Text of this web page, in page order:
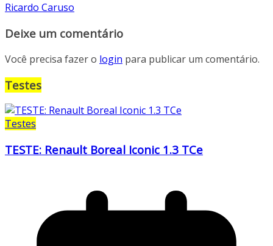
Ricardo Caruso
Deixe um comentário
Você precisa fazer o login para publicar um comentário.
Testes
Testes
TESTE: Renault Boreal Iconic 1.3 TCe